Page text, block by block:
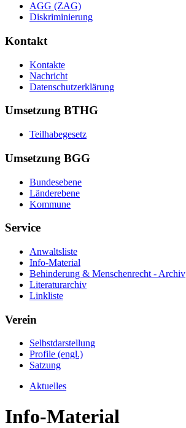
AGG (ZAG)
Diskriminierung
Kontakt
Kontakte
Nachricht
Datenschutzerklärung
Umsetzung BTHG
Teilhabegesetz
Umsetzung BGG
Bundesebene
Länderebene
Kommune
Service
Anwaltsliste
Info-Material
Behinderung & Menschenrecht - Archiv
Literaturarchiv
Linkliste
Verein
Selbstdarstellung
Profile (engl.)
Satzung
Aktuelles
Info-Material